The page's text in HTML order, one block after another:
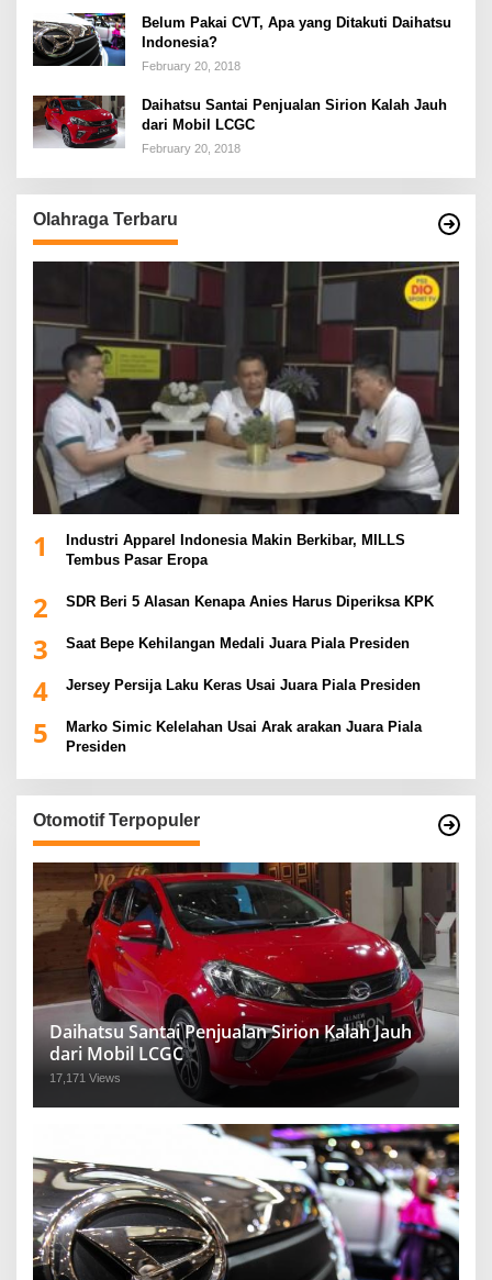
Belum Pakai CVT, Apa yang Ditakuti Daihatsu
Indonesia?
February 20, 2018
Daihatsu Santai Penjualan Sirion Kalah Jauh
dari Mobil LCGC
February 20, 2018
Olahraga Terbaru
1
Industri Apparel Indonesia Makin Berkibar, MILLS
Tembus Pasar Eropa
2 SDR Beri 5 Alasan Kenapa Anies Harus Diperiksa KPK
3 Saat Bepe Kehilangan Medali Juara Piala Presiden
4 Jersey Persija Laku Keras Usai Juara Piala Presiden
5
Marko Simic Kelelahan Usai Arak arakan Juara Piala
Presiden
Otomotif Terpopuler
Daihatsu Santai Penjualan Sirion Kalah Jauh
dari Mobil LCGC
17,171 Views